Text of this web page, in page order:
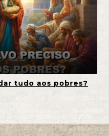
tudo aos pobres?